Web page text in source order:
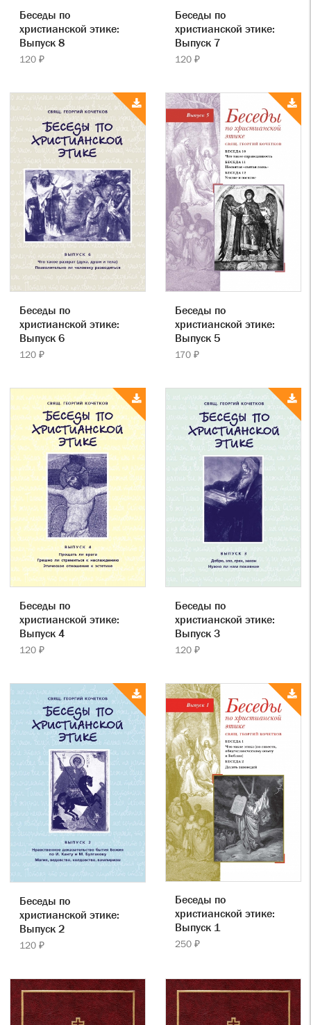
Беседы по
христианской этике:
Выпуск 8
120 ₽
Беседы по
христианской этике:
Выпуск 7
120 ₽
Беседы по
христианской этике:
Выпуск 6
120 ₽
Беседы по
христианской этике:
Выпуск 5
170 ₽
Беседы по
христианской этике:
Выпуск 4
120 ₽
Беседы по
христианской этике:
Выпуск 3
120 ₽
Беседы по
христианской этике:
Выпуск 2
120 ₽
Беседы по
христианской этике:
Выпуск 1
250 ₽